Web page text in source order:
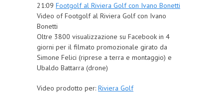
21:09 Footgolf al Riviera Golf con Ivano Bonetti
Video of Footgolf al Riviera Golf con Ivano
Bonetti
Oltre 3800 visualizzazione su Facebook in 4
giorni per il filmato promozionale girato da
Simone Felici (riprese a terra e montaggio) e
Ubaldo Battarra (drone)
Video prodotto per: Riviera Golf